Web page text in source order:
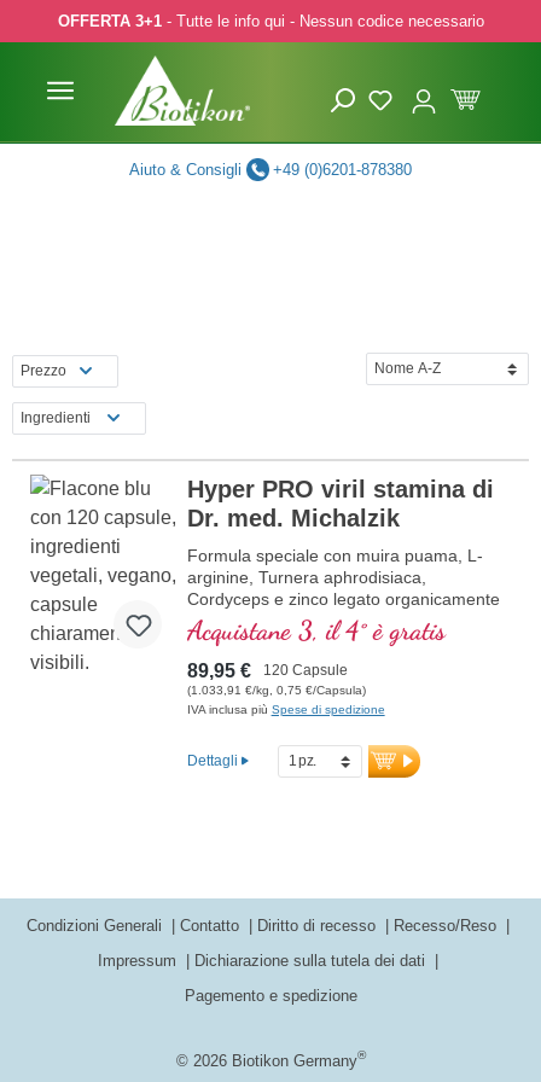
to main content
Skip to search
Skip to main navigation
OFFERTA 3+1- Tutte le info qui - Nessun codice necessario
Aiuto & Consigli +49 (0)6201-878380
Prezzo
Ingredienti
Hyper PRO viril stamina di
Dr. med. Michalzik
Formula speciale con muira puama, L-
arginine, Turnera aphrodisiaca,
Cordyceps e zinco legato organicamente
che aiutano la fertilità e un normale livello
di testosterone nel sangue.
Acquistane 3, il 4° è gratis
89,95 € 120 Capsule
(1.033,91 €/kg, 0,75 €/Capsula)
IVA inclusa più Spese di spedizione
Dettagli
© 2026 Biotikon Germany®
Condizioni Generali Contatto Diritto di recesso
Recesso/Reso
Impressum
Dichiarazione sulla tutela dei dati
Pagemento e spedizione